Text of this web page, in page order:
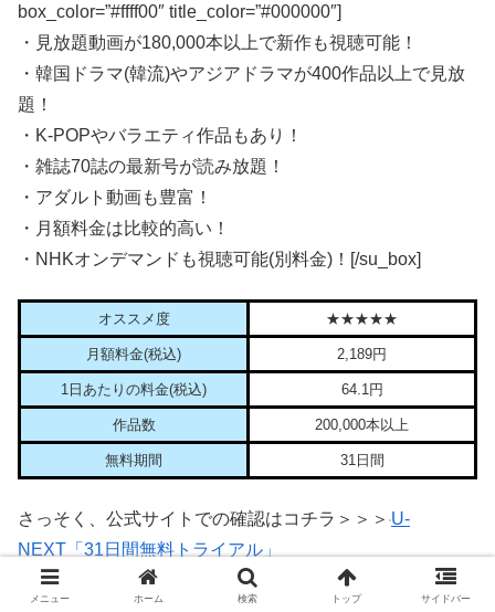
box_color=”#ffff00″ title_color=”#000000″]
・見放題動画が180,000本以上で新作も視聴可能！
・韓国ドラマ(韓流)やアジアドラマが400作品以上で見放
題！
・K-POPやバラエティ作品もあり！
・雑誌70誌の最新号が読み放題！
・アダルト動画も豊富！
・月額料金は比較的高い！
・NHKオンデマンドも視聴可能(別料金)！[/su_box]
オススメ度 ★★★★★
月額料金(税込) 2,189円
1日あたりの料金(税込) 64.1円
作品数 200,000本以上
無料期間 31日間
さっそく、公式サイトでの確認はコチラ＞＞＞ U-
NEXT「31日間無料トライアル」
[su_button url=”https://t.afi-b.com/visit.php?
メニュー ホーム 検索 トップ サイドバー